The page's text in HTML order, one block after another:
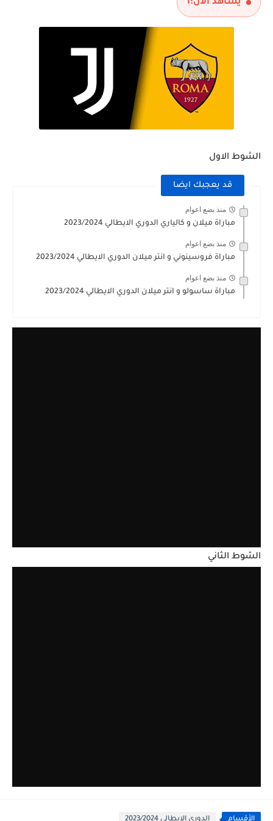
يشاهد الآن:1
الشوط الاول
قد يعجبك ايضا
منذ بضع اعوام
مباراة ميلان و كالياري الدوري الايطالي 2023/2024
منذ بضع اعوام
مباراة فروسينوني و انتر ميلان الدوري الايطالي 2023/2024
منذ بضع اعوام
مباراة ساسولو و انتر ميلان الدوري الايطالي 2023/2024
الشوط الثاني